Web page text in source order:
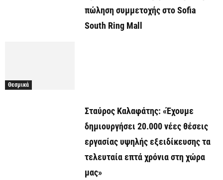
πώληση συμμετοχής στο Sofia
South Ring Mall
Θεσμικά
Σταύρος Καλαφάτης: «Έχουμε
δημιουργήσει 20.000 νέες θέσεις
εργασίας υψηλής εξειδίκευσης τα
τελευταία επτά χρόνια στη χώρα
μας»